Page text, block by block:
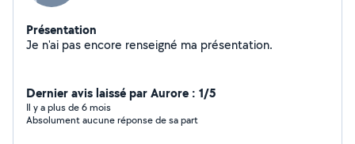
Présentation
Je n'ai pas encore renseigné ma présentation.
Dernier avis laissé par Aurore : 1/5
Il y a plus de 6 mois
Absolument aucune réponse de sa part